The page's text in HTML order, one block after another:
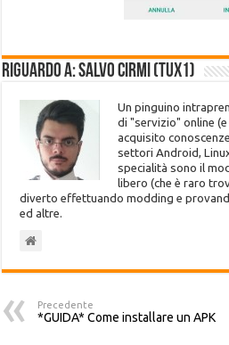
Riguardo a: Salvo Cirmi (Tux1)
Un pinguino
di "servizio" online
acquisito
settori Android,
specialità sono il
libero (che è raro
diverto effettuando modding e
ed altre.
Precedente
*GUIDA* Come installare un APK